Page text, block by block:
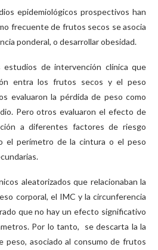
epidemiológicos prospectivos han
frecuente de frutos secos se asocia
ponderal, o desarrollar obesidad.
estudios de intervención clínica que
entra los frutos secos y el peso
evaluaron la pérdida de peso como
Pero otros evaluaron el efecto de
a diferentes factores de riesgo
el perímetro de la cintura o el peso
aleatorizados que relacionaban la
corporal, el IMC y la circunferencia
que no hay un efecto significativo
Por lo tanto, se descarta la la
peso, asociado al consumo de frutos